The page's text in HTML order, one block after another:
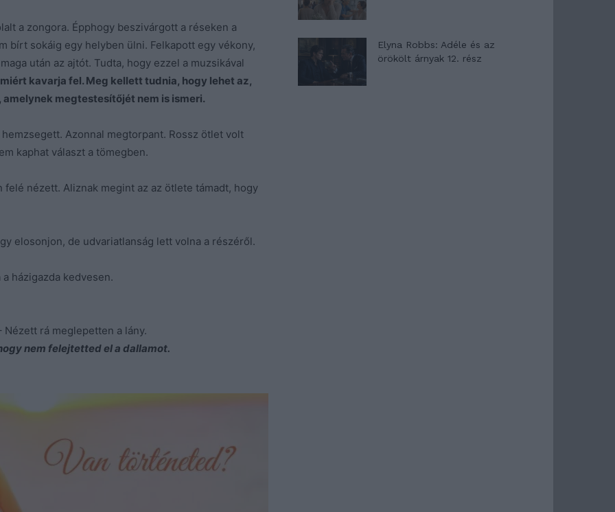
a zongora. Épphogy beszivárgott a réseken a
bírt sokáig egy helyben ülni. Felkapott egy vékony,
után az ajtót. Tudta, hogy ezzel a muzsikával
kavarja fel. Meg kellett tudnia, hogy lehet az,
megtestesítőjét nem is ismeri.
Azonnal megtorpant. Rossz ötlet volt
kaphat választ a tömegben.
nézett. Aliznak megint az az ötlete támadt, hogy
elosonjon, de udvariatlanság lett volna a részéről.
a házigazda kedvesen.
Nézett rá meglepetten a lány.
nem felejtetted el a dallamot.
Elyna Robbs: Adéle és az
örökölt árnyak 12. rész